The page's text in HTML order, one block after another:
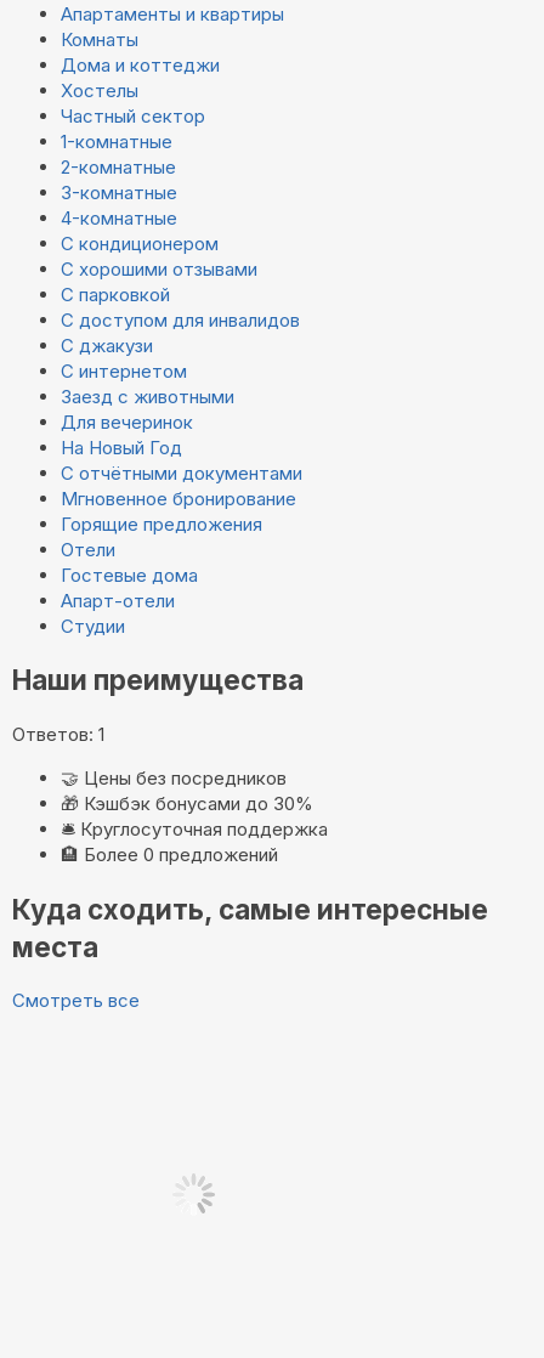
Апартаменты и квартиры
Комнаты
Дома и коттеджи
Хостелы
Частный сектор
1-комнатные
2-комнатные
3-комнатные
4-комнатные
С кондиционером
С хорошими отзывами
С парковкой
С доступом для инвалидов
С джакузи
С интернетом
Заезд с животными
Для вечеринок
На Новый Год
С отчётными документами
Мгновенное бронирование
Горящие предложения
Отели
Гостевые дома
Апарт-отели
Студии
Наши преимущества
Ответов: 1
🤝 Цены без посредников
🎁 Кэшбэк бонусами до 30%
🛎️ Круглосуточная поддержка
🏨 Более 0 предложений
Куда сходить, самые интересные
места
Смотреть все